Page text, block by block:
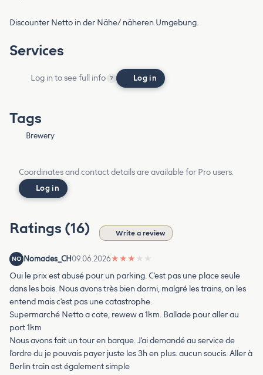
Discounter Netto in der Nähe/ näheren Umgebung.
Services
Log in to see full info ? Log in
Tags
Brewery
Coordinates and contact details are available for Pro users.
Log in
Ratings (16) Write a review
NO Nomades_CH09.06.2026★ ★ ★ ★ ★
Oui le prix est abusé pour un parking. C'est pas une place seule
dans les bois. Nous avons très bien dormi, malgré les trains, on les
entend mais c'est pas une catastrophe.
Supermarché Netto a cote, rewew a 1km. Ballade pour aller au
port 1km
Nous avons fait un tour en barque. J'ai demandé au service de
l'ordre du je pouvais payer juste les 3h en plus. aucun soucis. Aller à
Berlin train est également simple